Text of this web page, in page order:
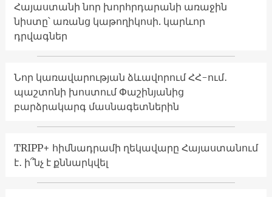
Հայաստանի նոր խորհրդարանի առաջին
նիստը՝ առանց կաթողիկոսի. կարևոր
դրվագներ
Նոր կառավարության ձևավորում ՀՀ-ում․
պաշտոնի խոստում Փաշինյանից
բարձրակարգ մասնագետներին
TRIPP+ հիմնադրամի ղեկավարը Հայաստանում
է․ ի՞նչ է քննարկվել